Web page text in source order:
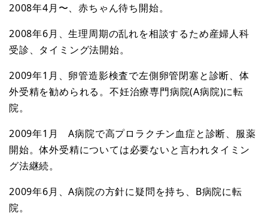
2008年4月〜、赤ちゃん待ち開始。
2008年6月、生理周期の乱れを相談するため産婦人科
受診、タイミング法開始。
2009年1月、卵管造影検査で左側卵管閉塞と診断、体
外受精を勧められる。不妊治療専門病院(A病院)に転
院。
2009年1月 A病院で高プロラクチン血症と診断、服薬
開始。体外受精については必要ないと言われタイミン
グ法継続。
2009年6月、A病院の方針に疑問を持ち、B病院に転
院。